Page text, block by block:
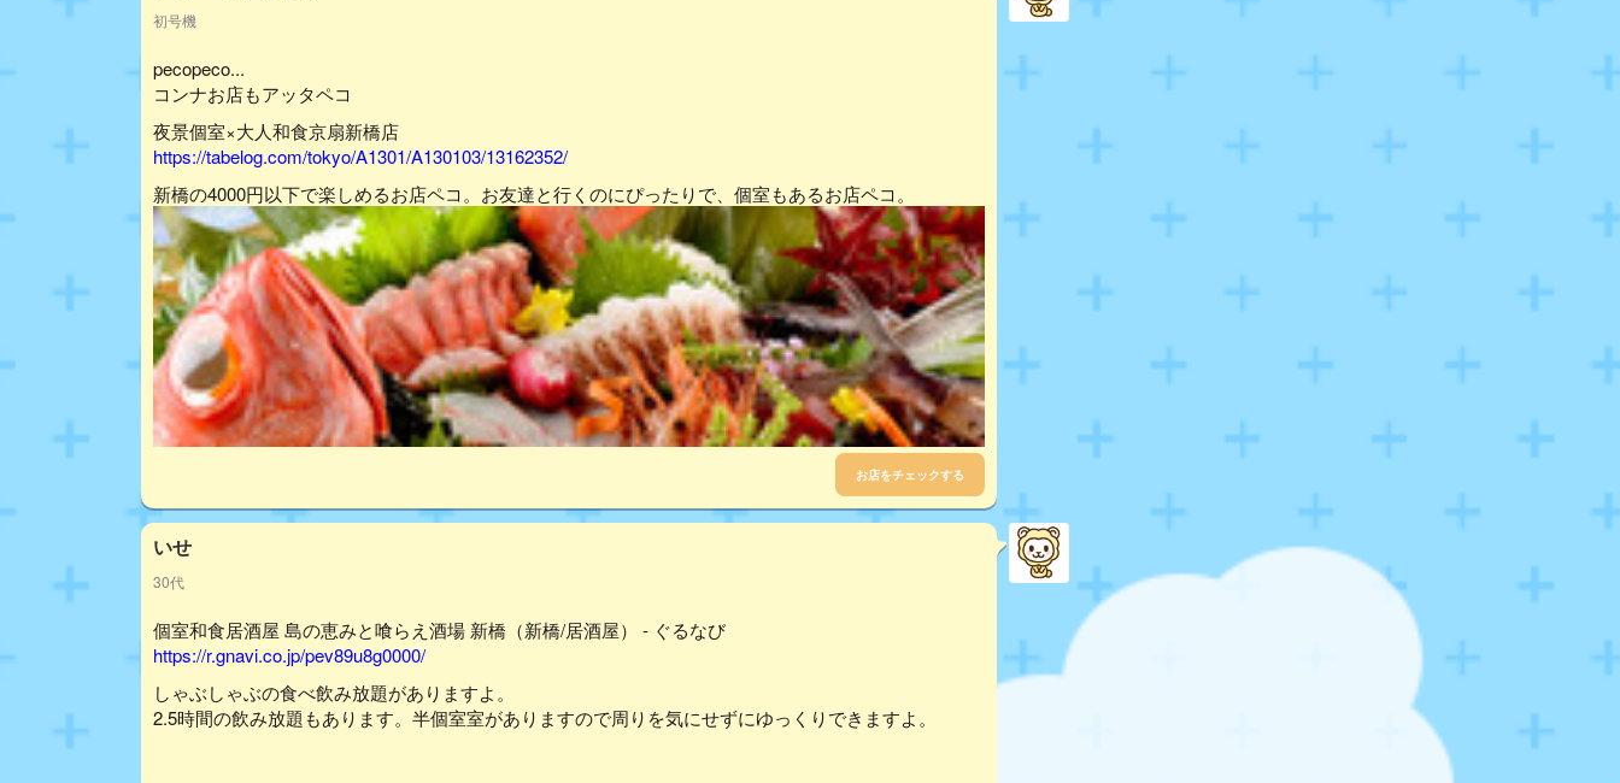
初号機
pecopeco...
コンナお店もアッタペコ
夜景個室×大人和食京扇新橋店
https://tabelog.com/tokyo/A1301/A130103/13162352/
新橋の4000円以下で楽しめるお店ペコ。お友達と行くのにぴったりで、個室もあるお店ペコ。
お店をチェックする
いせ
30代
個室和食居酒屋 島の恵みと喰らえ酒場 新橋（新橋/居酒屋） - ぐるなび
https://r.gnavi.co.jp/pev89u8g0000/
しゃぶしゃぶの食べ飲み放題がありますよ。
2.5時間の飲み放題もあります。半個室室がありますので周りを気にせずにゆっくりできますよ。